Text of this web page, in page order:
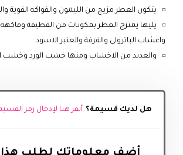
يتكون العطر مزيج من الليمون والفواكه القوية
يليها يمتزج العطر بمكونات من القطيفة وفاكهه
واعشاب الباترولي والقرفة والعنبر الاسود
والعديد من الاخشاب ومنها خشب الورد وخشب
هل لديك قسيمة؟ أنقر هنا لإدخال رمز